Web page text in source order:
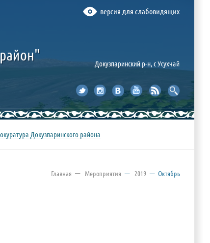
Главная — Мероприятия — 2019 — Октябрь
версия для слабовидящих
Докузпаринский р-н, c Усухчай
Докузпаринского района